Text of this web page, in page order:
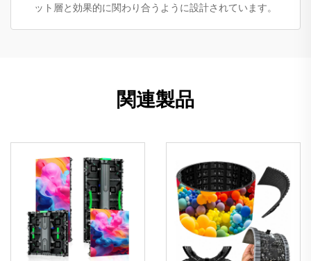
ット層と効果的に関わり合うように設計されています。
関連製品